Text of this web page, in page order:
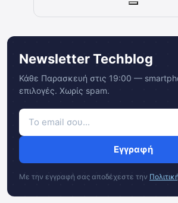
Newsletter Techblog
Κάθε Παρασκευή στις 19:00 —
επιλογές. Χωρίς spam.
Εγγραφή
Με την εγγραφή σας αποδέχεστε την